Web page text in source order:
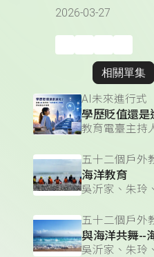
2026-03-27
相關單集
AI未來進行式
教育電臺主持
五十二個戶外
海洋教育
吳沂家、朱玲
五十二個戶外
與海洋共舞--
吳沂家、朱玲